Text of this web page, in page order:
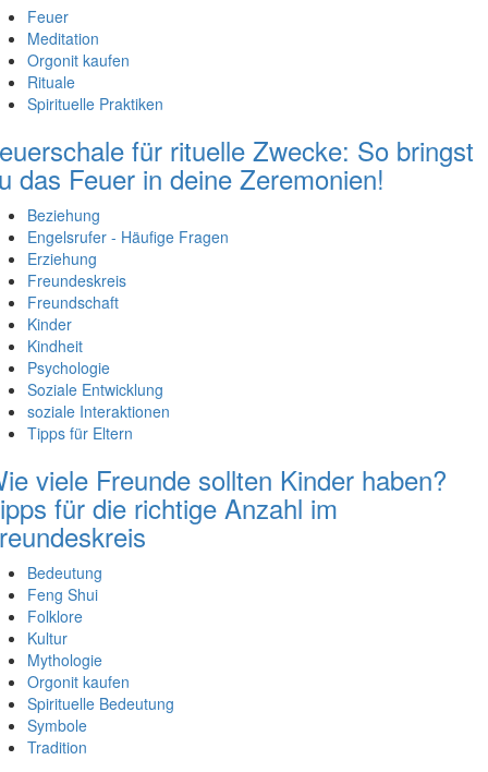
Feuer
Meditation
Orgonit kaufen
Rituale
Spirituelle Praktiken
für rituelle Zwecke: So bringst
das Feuer in deine Zeremonien!
Beziehung
Engelsrufer - Häufige Fragen
Erziehung
Freundeskreis
Freundschaft
Kinder
Kindheit
Psychologie
Soziale Entwicklung
soziale Interaktionen
Tipps für Eltern
viele Freunde sollten Kinder haben?
für die richtige Anzahl im
Bedeutung
Feng Shui
Folklore
Kultur
Mythologie
Orgonit kaufen
Spirituelle Bedeutung
Symbole
Tradition